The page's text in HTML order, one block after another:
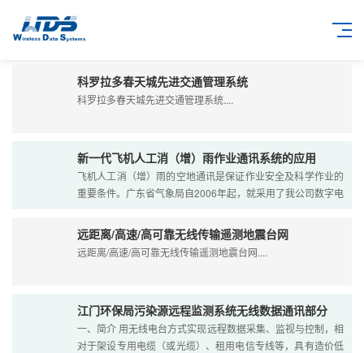
科罗拉多春天城先进交通管理系统
科罗拉多春天城先进交通管理系统....
新一代飞机人工消（增）雨作业通讯系统的应用
飞机人工消（增）雨的空地通讯是保证作业安全及科学作业的
重要条件。广东省气象局自2006年起，就采用了我公司数字电
上....
远距离/高速/高可靠无线传输遥测地震台网
远距离/高速/高可靠无线传输遥测地震台网....
江门环保局污染源远程监测系统无线数据通讯部分
一、简介 用无线电台方式实现远程数据采集、监视与控制，相
对于架设专用电缆（或光缆）、租用电信专线等，具有造价低